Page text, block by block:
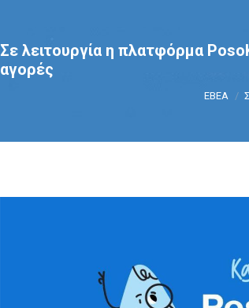
Σε λειτουργία η πλατφόρμα
αγορές
You are
ΕΒΕΑ